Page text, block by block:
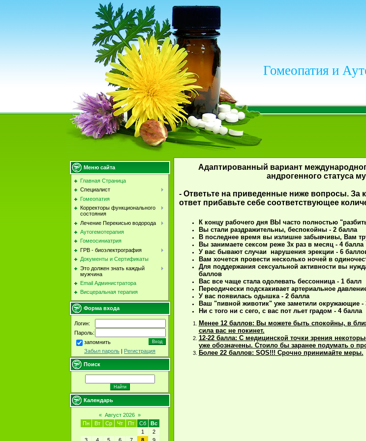
Гомеопатия и
Меню сайта
Главная Страница
Специалист
Гомеопатия
Корректоры функционального
состояния
Лечение Перекисью водорода
Аутогемотерапия
Гомеосиниатрия
ГРВ - биоэлектрография
Документы и Сертификаты
Это должен знать каждый
мужчина
Email Администратора
Висцеральная терапия
Форма входа
Логин:
Пароль:
запомнить
Забыл пароль | Регистрация
Поиск
Календарь
« Август 2026 »
Пн
Вт Ср Чт Пт Сб
Вс
1
2
Адаптированный вариант
андрогенного статуса
- Ответьте на приведенные ниже вопросы.
ответ прибавьте себе соответствующее
К концу рабочего дня ВЫ часто полностью
Вы стали раздражительны, беспокойны - 2 балла
В последнее время вы излишне забывчивы, Вам
Вы занимаете сексом реже 3х раз в месяц - 4 балла
У вас бывают случаи нарушения эрекции - 6
Вам хочется провести несколько ночей в
Для поддержания сексуальной активности вы
баллов
Вас все чаще стала одолевать бессонница - 1 балл
Переодически подскакивает артериальное
У вас появилась одышка - 2 балла
Ваш "пивной животик" уже заметили окружающие -
Ни с того ни с сего, с вас пот льет градом - 4 балла
Менее 12 баллов: Вы можете быть спокойны, в
сила вас не покинет.
12-22 балла: С медицинской точки зрения
уже обозначены. Стоило бы заранее подумать о
Более 22 баллов: SOS!!! Срочно принимайте меры.